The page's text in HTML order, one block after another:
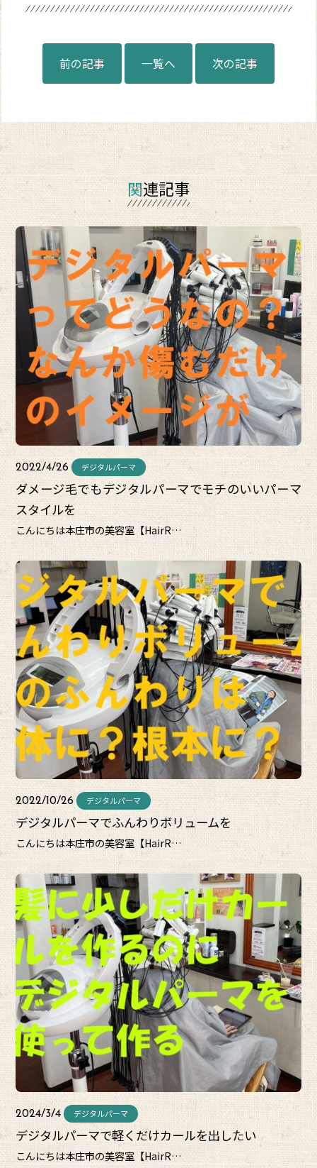
前の記事 一覧へ 次の記事
関連記事
2022/4/26 デジタルパーマ
ダメージ毛でもデジタルパーマでモチのいいパーマ
スタイルを
こんにちは本庄市の美容室【HairR…
2022/10/26 デジタルパーマ
デジタルパーマでふんわりボリュームを
こんにちは本庄市の美容室【HairR…
2024/3/4 デジタルパーマ
デジタルパーマで軽くだけカールを出したい
こんにちは本庄市の美容室【HairR…